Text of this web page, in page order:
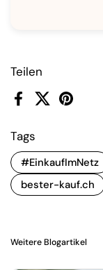
Teilen
FacebookX (Twitter)Pinterest
Tags
#EinkaufImNetz
bester-kauf.ch
Weitere Blogartikel